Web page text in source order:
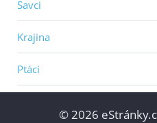
Savci
Krajina
Ptáci
© 2026